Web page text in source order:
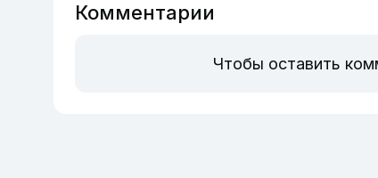
Комментарии
Чтобы оставить